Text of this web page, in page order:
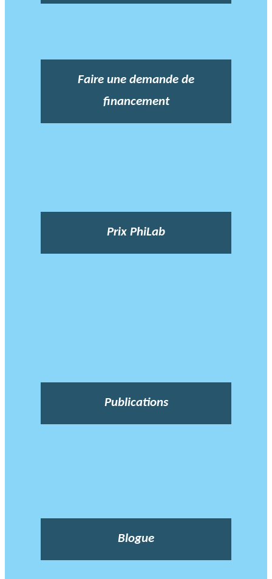
Faire une demande de
financement
Prix PhiLab
Publications
Blogue